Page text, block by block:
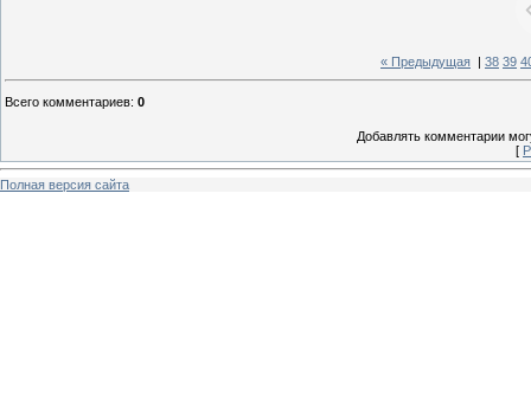
« Предыдущая 38 39
Всего комментариев: 0
Добавлять комментарии
[
Полная версия сайта